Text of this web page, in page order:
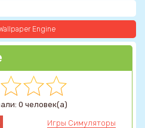
Engine
0 человек(а)
Игры Симуляторы